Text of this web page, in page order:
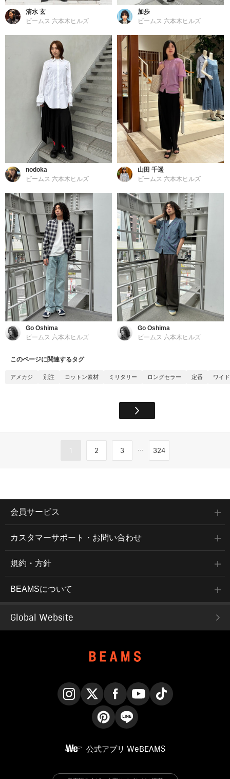
清水 玄
ビームス 六本木ヒルズ
加歩
ビームス 六本木ヒルズ
nodoka
ビームス 六本木ヒルズ
山田 千遥
ビームス 六本木ヒルズ
Go Oshima
ビームス 六本木ヒルズ
Go Oshima
ビームス 六本木ヒルズ
このページに関連するタグ
アメカジ 別注 コットン素材 ミリタリー ロングセラー 定番 ワイ
1 2 3 ... 324
会員サービス
カスタマーサポート・お問い合わせ
規約・方針
BEAMSについて
Global Website
公式アプリ WeBEAMS